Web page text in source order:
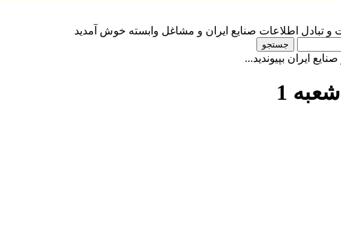
تبادل اطلاعات صنایع ایران و مشاغل وابسته خوش آمدید
ایران بپیوندید...
1